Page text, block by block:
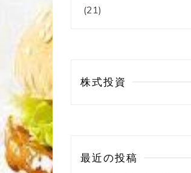
(21)
株式投資
最近の投稿